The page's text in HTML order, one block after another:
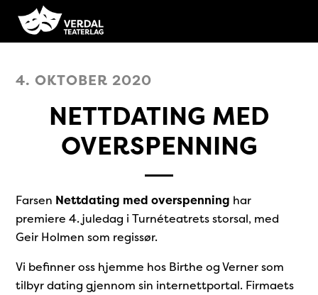
4. OKTOBER 2020
NETTDATING MED
OVERSPENNING
Farsen Nettdating med overspenning har
premiere 4. juledag i Turnéteatrets storsal, med
Geir Holmen som regissør.
Vi befinner oss hjemme hos Birthe og Verner som
tilbyr dating gjennom sin internettportal. Firmaets